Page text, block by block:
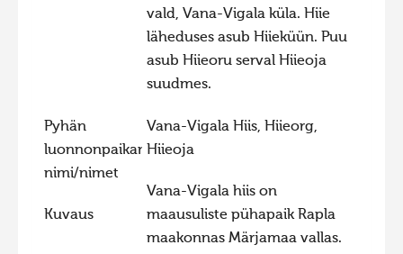
Liikkuvat kuvat 2021
Hiite kuvavõistlus 2020
Liikkuvat kuvat 2020
Hiite kuvavõistlus 2019
Hiite kuvavõistlus 2018
Hiite kuvavõistlus 2017
Hiite kuvavõistlus 2016
vald, Vana-Vigala küla. Hiie
läheduses asub Hiieküün. Puu
asub Hiieoru serval Hiieoja
suudmes.
Pyhän
luonnonpaikan
nimi/nimet
Vana-Vigala Hiis, Hiieorg,
Hiieoja
Kuvaus
Vana-Vigala hiis on
maausuliste pühapaik Rapla
maakonnas Märjamaa vallas.